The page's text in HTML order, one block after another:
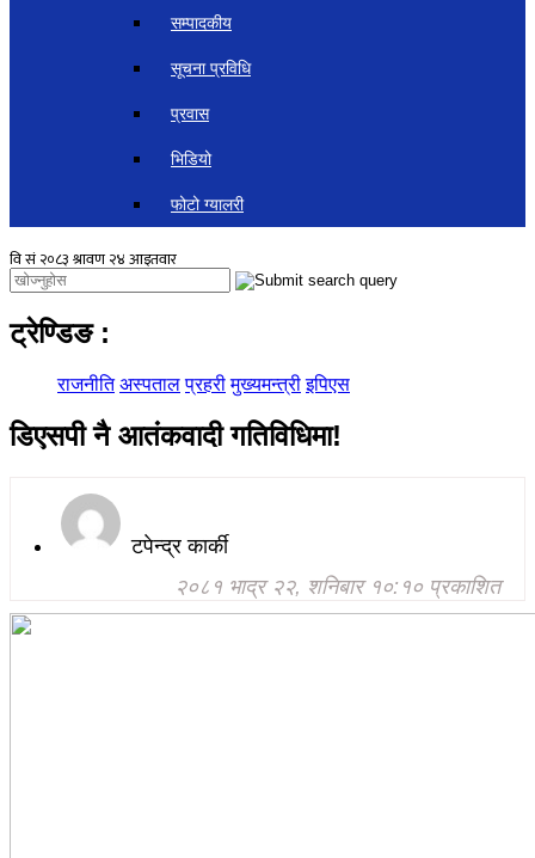
सम्पादकीय
सूचना प्रविधि
प्रवास
भिडियो
फोटो ग्यालरी
ट्रेण्डिङ :
राजनीति अस्पताल प्रहरी मुख्यमन्त्री इपिएस
डिएसपी नै आतंकवादी गतिविधिमा!
टपेन्द्र कार्की
२०८१ भाद्र २२, शनिबार १०:१० प्रकाशित